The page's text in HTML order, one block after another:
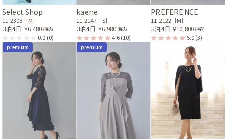
Select Shop
11-2308［M］
３泊４日 ￥6,480 (税込)
0.0(0)
kaene
11-2147［S］
３泊４日 ￥6,980 (税込)
4.6(10)
PREFERENCE
11-2122［M］
３泊４日 ￥10,800 (税込)
5.0(3)
premium premium